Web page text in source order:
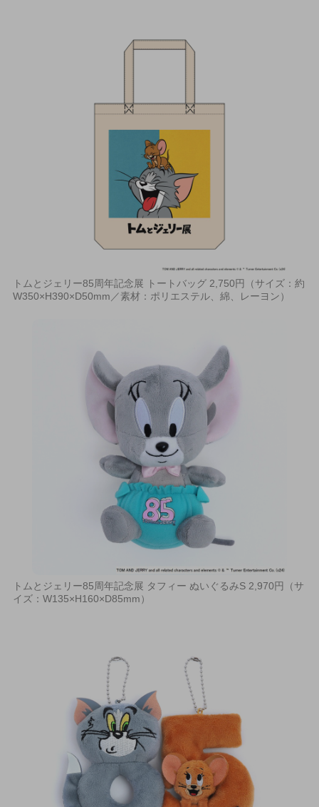
トムとジェリー85周年記念展 トートバッグ 2,750円（サイズ：約
W350×H390×D50mm／素材：ポリエステル、綿、レーヨン）
トムとジェリー85周年記念展 タフィー ぬいぐるみS 2,970円（サ
イズ：W135×H160×D85mm）